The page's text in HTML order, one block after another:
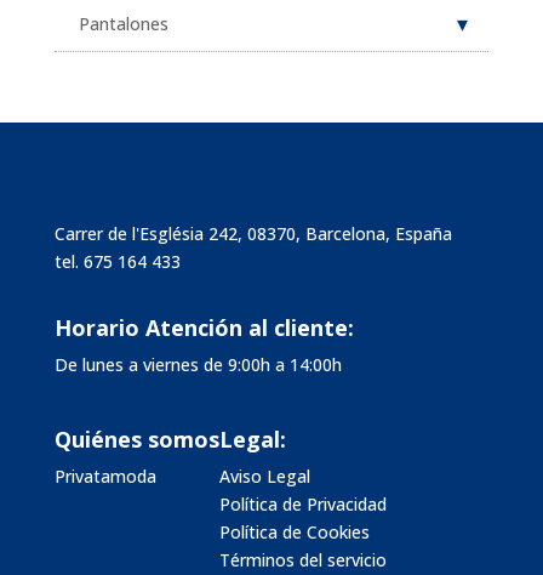
Pantalones
Carrer de l'Església 242, 08370, Barcelona, España
tel. 675 164 433
Horario Atención al cliente:
De lunes a viernes de 9:00h a 14:00h
Quiénes somos
Privatamoda
Legal:
Aviso Legal
Política de Privacidad
Política de Cookies
Términos del servicio